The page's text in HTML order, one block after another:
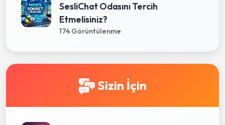
SesliChat Odasını Tercih
Etmelisiniz?
174 Görüntülenme
Sizin İçin